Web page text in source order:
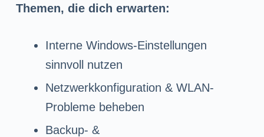
Themen, die dich erwarten:
Interne Windows-Einstellungen
sinnvoll nutzen
Netzwerkkonfiguration & WLAN-
Probleme beheben
Backup- &